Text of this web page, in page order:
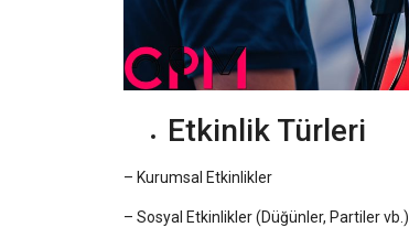
Etkinlik Türleri
– Kurumsal Etkinlikler
– Sosyal Etkinlikler (Düğünler, Partiler vb.)